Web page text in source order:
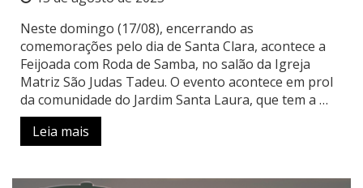
Neste domingo (17/08), encerrando as
comemorações pelo dia de Santa Clara, acontece a
Feijoada com Roda de Samba, no salão da Igreja
Matriz São Judas Tadeu. O evento acontece em prol
da comunidade do Jardim Santa Laura, que tem a …
Leia mais